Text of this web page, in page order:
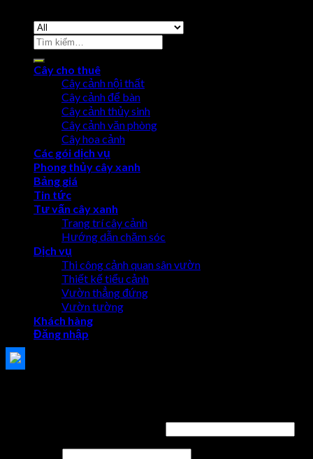
Cây cho thuê
Cây cảnh nội thất
Cây cảnh để bàn
Cây cảnh thủy sinh
Cây cảnh văn phòng
Cây hoa cảnh
Các gói dịch vụ
Phong thủy cây xanh
Bảng giá
Tin tức
Tư vấn cây xanh
Trang trí cây cảnh
Hướng dẫn chăm sóc
Dịch vụ
Thi công cảnh quan sân vườn
Thiết kế tiểu cảnh
Vườn thẳng đứng
Vườn tường
Khách hàng
Đăng nhập